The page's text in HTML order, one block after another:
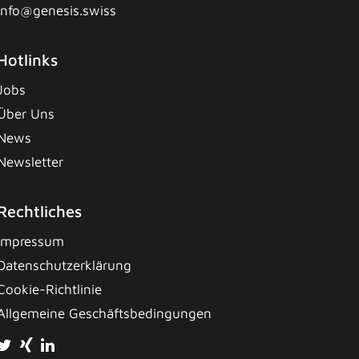
Uns
Richtlinie
Geschäftsbedingungen